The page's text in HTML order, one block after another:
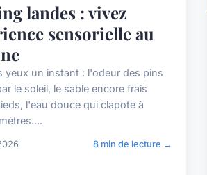
landes : vivez
sensorielle au
yeux un instant : l'odeur des pins
le soleil, le sable encore frais
l'eau douce qui clapote à
8 min de lecture →